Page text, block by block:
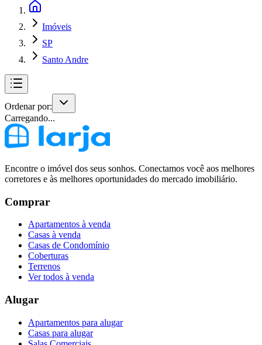
Imóveis
SP
Santo Andre
Ordenar por:
Carregando...
Encontre o imóvel dos seus sonhos. Conectamos você aos melhores
corretores e às melhores oportunidades do mercado imobiliário.
Comprar
Apartamentos à venda
Casas à venda
Casas de Condomínio
Coberturas
Terrenos
Ver todos à venda
Alugar
Apartamentos para alugar
Casas para alugar